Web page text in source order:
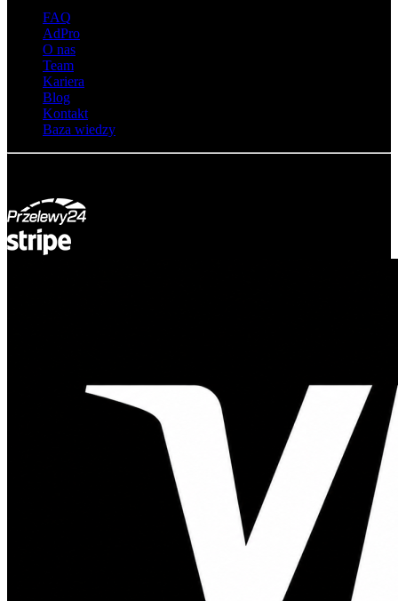
FAQ
AdPro
O nas
Team
Kariera
Blog
Kontakt
Baza wiedzy